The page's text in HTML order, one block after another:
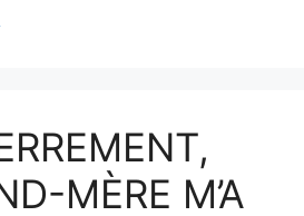
MÈRE M’A